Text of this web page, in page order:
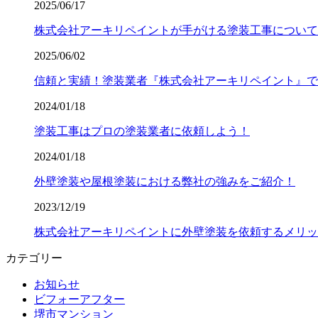
2025/06/17
株式会社アーキリペイントが手がける塗装工事について
2025/06/02
信頼と実績！塗装業者『株式会社アーキリペイント』
2024/01/18
塗装工事はプロの塗装業者に依頼しよう！
2024/01/18
外壁塗装や屋根塗装における弊社の強みをご紹介！
2023/12/19
株式会社アーキリペイントに外壁塗装を依頼するメリ
カテゴリー
お知らせ
ビフォーアフター
堺市マンション